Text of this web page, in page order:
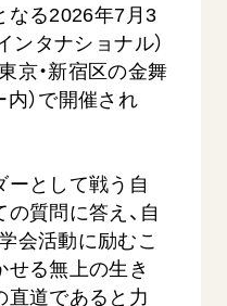
すべて見る
なる2026年7月3
ンタナショナル）
京・新宿区の金舞
）で開催され
ーとして戦う自
質問に答え、自
会活動に励むこ
せる無上の生き
直道であると力